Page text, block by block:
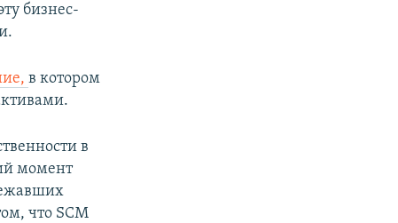
бизнес-
в котором
в
момент
что SCM